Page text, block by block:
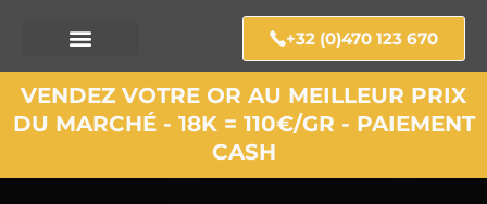
+32 (0)470 123 670
VENDEZ VOTRE OR AU MEILLEUR PRIX
DU MARCHÉ - 18K = 110€/GR - PAIEMENT
CASH